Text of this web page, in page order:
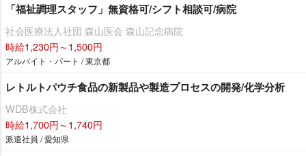
「福祉調理スタッフ」無資格可/シフト相談可/病院
社会医療法人社団 森山医会 森山記念病院
時給1,230円～1,500円
アルバイト・パート / 東京都
レトルトパウチ食品の新製品や製造プロセスの開発/化学分析
WDB株式会社
時給1,700円～1,740円
派遣社員 / 愛知県